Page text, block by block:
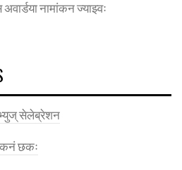
नामांकन ज्याझ्वः
भ्युज् सेलेब्रेशन
छकः